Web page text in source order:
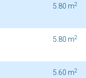
5.80 m2
5.80 m2
5.60 m2